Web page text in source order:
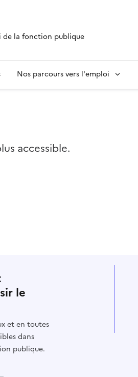
de la fonction publique
Nos parcours vers l'emploi
accessible.
le
et en toutes
dans
publique.